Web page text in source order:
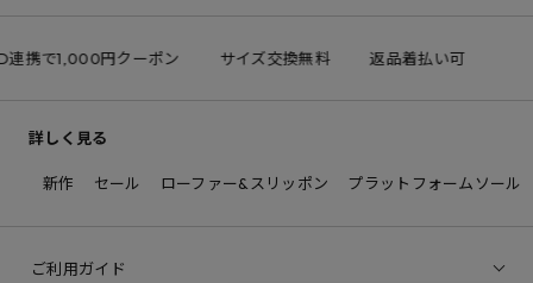
携で1,000円クーポン サイズ交換無料 返品着払い可
詳しく見る
新作 セール ローファー&スリッポン プラットフォームソール
ご利用ガイド